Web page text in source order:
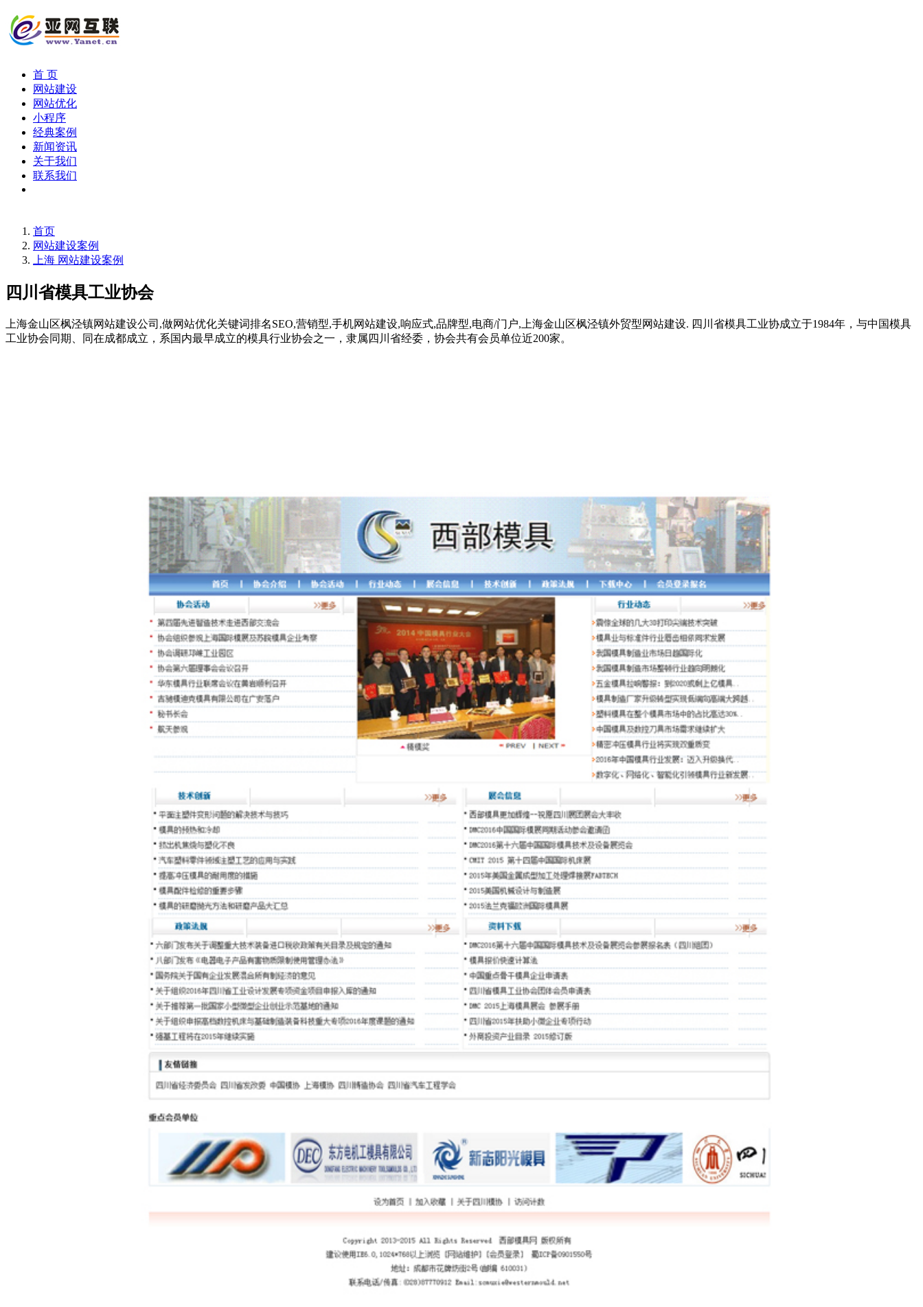
首 页
网站建设
网站优化
小程序
经典案例
新闻资讯
关于我们
联系我们
首页
网站建设案例
上海 网站建设案例
四川省模具工业协会
上海金山区枫泾镇网站建设公司,做网站优化关键词排名SEO,营销型,手机网站建设,响应式,品牌型,电商/门户,上海金山区枫泾镇外贸型网站建设. 四川省模具工业协成立于1984年，与中国模具
工业协会同期、同在成都成立，系国内最早成立的模具行业协会之一，隶属四川省经委，协会共有会员单位近200家。